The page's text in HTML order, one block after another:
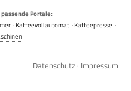
Portale:
·Kaffeevollautomat·Kaffeepresse ·
Datenschutz · Impressum